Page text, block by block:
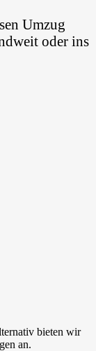
Umzug
oder ins
bieten wir
an.